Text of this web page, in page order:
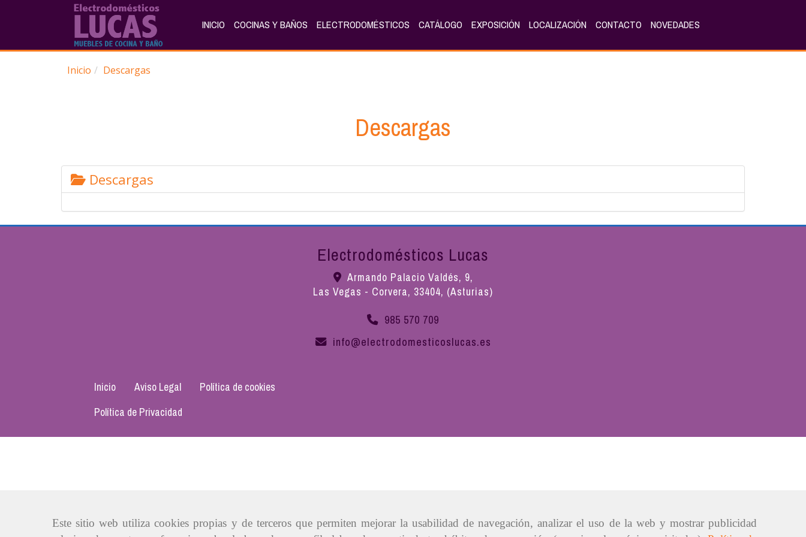
Este sitio web utiliza cookies propias y de terceros que permiten mejorar la usabilidad de navegación, analizar el uso de la web y mostrar publicidad
INICIO COCINAS Y BAÑOS ELECTRODOMÉSTICOS CATÁLOGO EXPOSICIÓN LOCALIZACIÓN CONTACTO NOVEDADES
Inicio Descargas
Descargas
Descargas
Electrodomésticos Lucas
Armando Palacio Valdés, 9,
Las Vegas - Corvera, 33404, (Asturias)
985 570 709
info
electrodomesticoslucas.es
Inicio Aviso Legal
Política de cookies
Política de Privacidad